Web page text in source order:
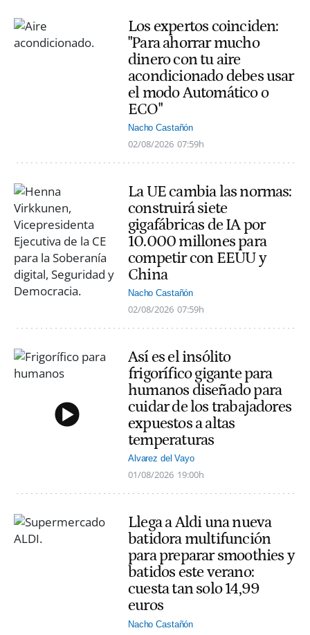
Los expertos coinciden:
"Para ahorrar mucho
dinero con tu aire
acondicionado debes usar
el modo Automático o
ECO"
Nacho Castañón
02/08/2026 07:59h
La UE cambia las normas:
construirá siete
gigafábricas de IA por
10.000 millones para
competir con EEUU y
China
Nacho Castañón
02/08/2026 07:59h
Así es el insólito
frigorífico gigante para
humanos diseñado para
cuidar de los trabajadores
expuestos a altas
temperaturas
Alvarez del Vayo
01/08/2026 19:00h
Llega a Aldi una nueva
batidora multifunción
para preparar smoothies y
batidos este verano:
cuesta tan solo 14,99
euros
Nacho Castañón